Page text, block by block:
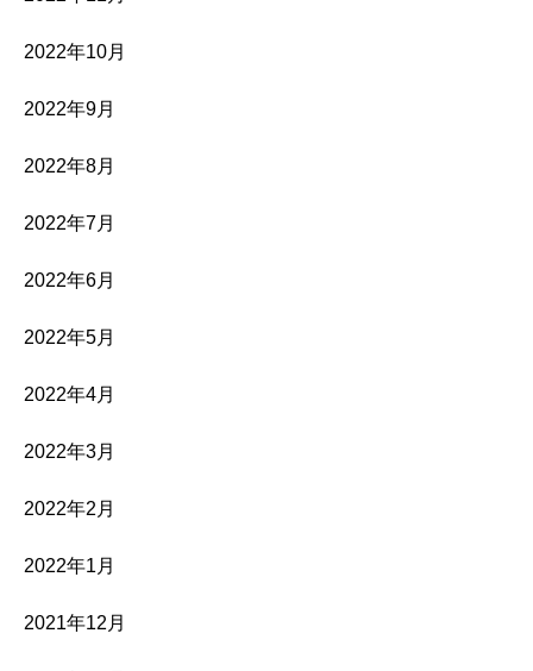
2022年10月
2022年9月
2022年8月
2022年7月
2022年6月
2022年5月
2022年4月
2022年3月
2022年2月
2022年1月
2021年12月